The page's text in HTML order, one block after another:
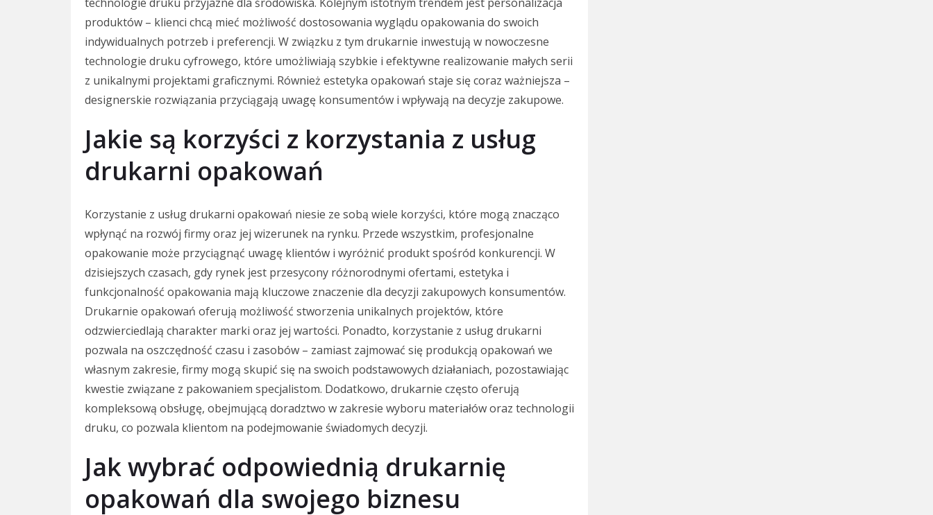
produktów – klienci chcą mieć możliwość dostosowania wyglądu opakowania do swoich
indywidualnych potrzeb i preferencji. W związku z tym drukarnie inwestują w nowoczesne
technologie druku cyfrowego, które umożliwiają szybkie i efektywne realizowanie małych serii
z unikalnymi projektami graficznymi. Również estetyka opakowań staje się coraz ważniejsza –
designerskie rozwiązania przyciągają uwagę konsumentów i wpływają na decyzje zakupowe.
Jakie są korzyści z korzystania z usług
drukarni opakowań
Korzystanie z usług drukarni opakowań niesie ze sobą wiele korzyści, które mogą znacząco
wpłynąć na rozwój firmy oraz jej wizerunek na rynku. Przede wszystkim, profesjonalne
opakowanie może przyciągnąć uwagę klientów i wyróżnić produkt spośród konkurencji. W
dzisiejszych czasach, gdy rynek jest przesycony różnorodnymi ofertami, estetyka i
funkcjonalność opakowania mają kluczowe znaczenie dla decyzji zakupowych konsumentów.
Drukarnie opakowań oferują możliwość stworzenia unikalnych projektów, które
odzwierciedlają charakter marki oraz jej wartości. Ponadto, korzystanie z usług drukarni
pozwala na oszczędność czasu i zasobów – zamiast zajmować się produkcją opakowań we
własnym zakresie, firmy mogą skupić się na swoich podstawowych działaniach, pozostawiając
kwestie związane z pakowaniem specjalistom. Dodatkowo, drukarnie często oferują
kompleksową obsługę, obejmującą doradztwo w zakresie wyboru materiałów oraz technologii
druku, co pozwala klientom na podejmowanie świadomych decyzji.
Jak wybrać odpowiednią drukarnię
opakowań dla swojego biznesu